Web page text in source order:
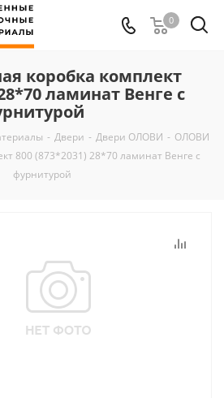
0
коробка комплект
ламинат Венге с
- Двери - Двери ОЛОВИ - ОЛОВИ
800 (873*2031) 28*70 ламинат Венге с
фурнитурой